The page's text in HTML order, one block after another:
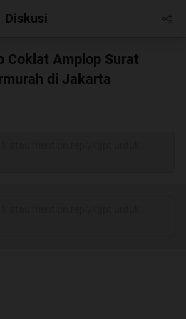
Masuk
Diskusi
Coklat Amplop Surat
di Jakarta